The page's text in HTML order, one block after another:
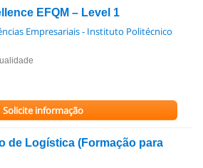
EFQM – Level 1
Empresariais - Instituto Politécnico
Solicite informação
de Logística (Formação para